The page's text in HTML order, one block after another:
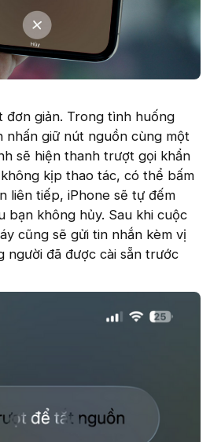
đơn giản. Trong tình huống
nhấn giữ nút nguồn cùng một
sẽ hiện thanh trượt gọi khẩn
kịp thao tác, có thể bấm
liên tiếp, iPhone sẽ tự đếm
bạn không hủy. Sau khi cuộc
cũng sẽ gửi tin nhắn kèm vị
người đã được cài sẵn trước